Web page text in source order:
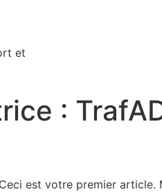
et
:
est votre premier